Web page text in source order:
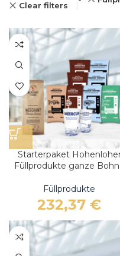
Clear filters
Starterpaket
Füllprodukte ganze
Füllprodukte
232,37 €